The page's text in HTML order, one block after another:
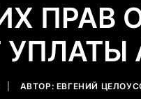
ПРАВ
АВТОР: ЕВГЕНИЙ